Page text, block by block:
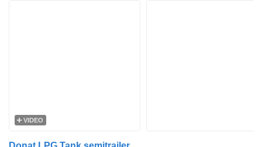
VIDEO